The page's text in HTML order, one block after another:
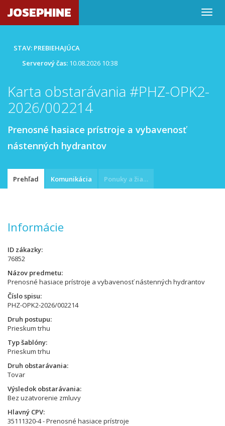
JOSEPHINE
STAV: PREBIEHAJÚCA
Serverový čas: 10.08.2026 10:38
Karta obstarávania #PHZ-OPK2-
2026/002214
Prenosné hasiace prístroje a vybavenosť
nástenných hydrantov
Prehľad Komunikácia Ponuky a žiadosti
Informácie
ID zákazky
76852
Názov predmetu
Prenosné hasiace prístroje a vybavenosť nástenných hydrantov
Číslo spisu
PHZ-OPK2-2026/002214
Druh postupu
Prieskum trhu
Typ šablóny
Prieskum trhu
Druh obstarávania
Tovar
Výsledok obstarávania
Bez uzatvorenie zmluvy
Hlavný CPV
35111320-4 - Prenosné hasiace prístroje